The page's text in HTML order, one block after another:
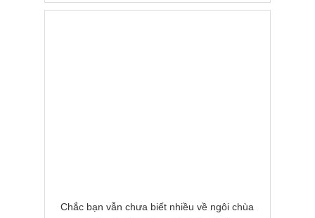
Chắc bạn vẫn chưa biết nhiều về ngôi chùa